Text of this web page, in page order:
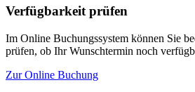
Verfügbarkeit prüfen
Im Online Buchungssystem können Sie
prüfen, ob Ihr Wunschtermin noch
Zur Online Buchung